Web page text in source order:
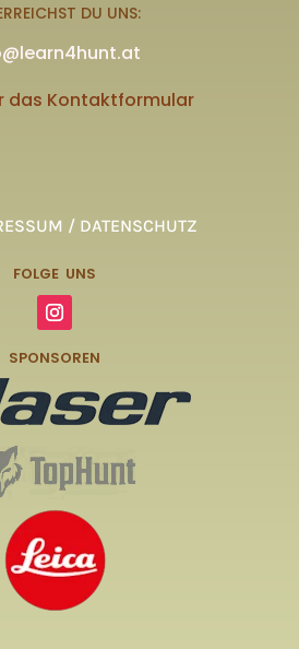
DU UNS:
das Kontaktformular
/ DATENSCHUTZ
FOLGE UNS
SPONSOREN